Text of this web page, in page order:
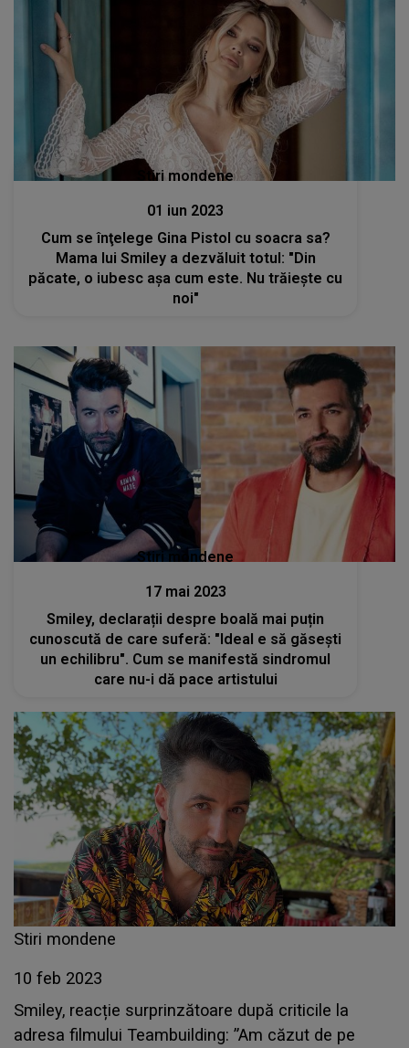
Stiri mondene
01 iun 2023
Cum se înţelege Gina Pistol cu soacra sa?
Mama lui Smiley a dezvăluit totul: "Din
păcate, o iubesc așa cum este. Nu trăiește cu
noi"
Stiri mondene
17 mai 2023
Smiley, declarații despre boală mai puțin
cunoscută de care suferă: "Ideal e să găsești
un echilibru". Cum se manifestă sindromul
care nu-i dă pace artistului
Stiri mondene
10 feb 2023
Smiley, reacție surprinzătoare după criticile la
adresa filmului Teambuilding: ”Am căzut de pe